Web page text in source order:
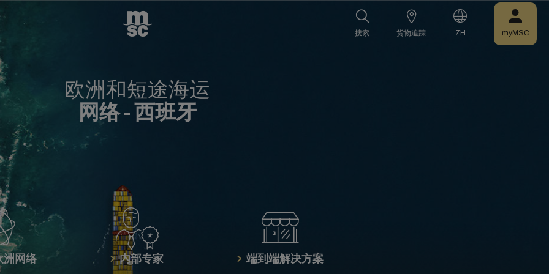
搜索 货物追踪 ZH myMSC
欧洲和短途海运
网络 -西班牙
洲网络 内部专家 端到端解决方案